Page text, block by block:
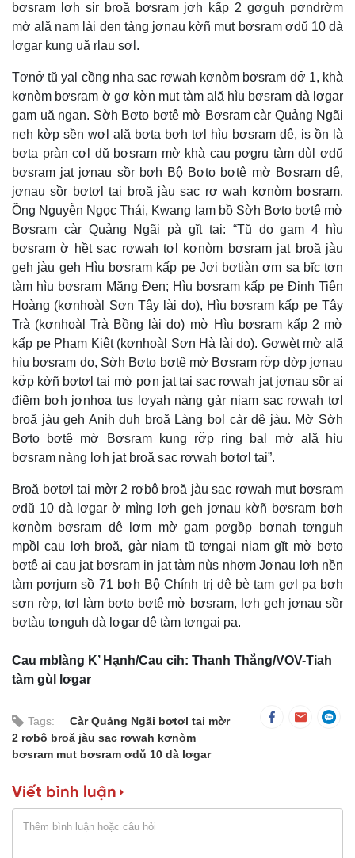
bơsram lơh sir broă bơsram jơh kấp 2 gơguh pơndrờm
mờ ală nam lài den tàng jơnau kờñ mut bơsram ơdŭ 10 dà
lơgar kung uă rlau sơl.
Tơnơ̆ tŭ yal cồng nha sac rơwah kơnòm bơsram dơ̆ 1, khà
kơnòm bơsram ờ gơ kờn mut tàm ală hìu bơsram dà lơgar
gam uă ngan. Sờh Bơto bơtê mờ Bơsram càr Quảng Ngãi
neh kờp sền wơl ală bơta bơh tơl hìu bơsram dê, is ồn là
bơta pràn cơl dŭ bơsram mờ khà cau pơgru tàm dùl ơdŭ
bơsram jat jơnau sồr bơh Bộ Bơto bơtê mờ Bơsram dê,
jơnau sồr bơtơl tai broă jàu sac rơ wah kơnòm bơsram.
Ồng Nguyễn Ngọc Thái, Kwang lam bồ Sờh Bơto bơtê mờ
Bơsram càr Quảng Ngãi pà gĭt tai: “Tŭ do gam 4 hìu
bơsram ờ hềt sac rơwah tơl kơnòm bơsram jat broă jàu
geh jàu geh Hìu bơsram kấp pe Jơi bơtiàn ơm sa bĭc tơn
tàm hìu bơsram Măng Đen; Hìu bơsram kấp pe Đinh Tiên
Hoàng (kơnhoàl Sơn Tây lài do), Hìu bơsram kấp pe Tây
Trà (kơnhoàl Trà Bồng lài do) mờ Hìu bơsram kấp 2 mờ
kấp pe Phạm Kiệt (kơnhoàl Sơn Hà lài do). Gơwèt mờ ală
hìu bơsram do, Sờh Bơto bơtê mờ Bơsram rơ̆p dờp jơnau
kơ̆p kờñ bơtơl tai mờ pơn jat tai sac rơwah jat jơnau sồr ai
điềm bơh jơnhoa tus lơyah nàng gàr niam sac rơwah tơl
broă jàu geh Anih duh broă Làng bol càr dê jàu. Mờ Sờh
Bơto bơtê mờ Bơsram kung rơ̆p ring bal mờ ală hìu
bơsram nàng lơh jat broă sac rơwah bơtơl tai”.
Broă bơtơl tai mờr 2 rơbô broă jàu sac rơwah mut bơsram
ơdŭ 10 dà lơgar ờ mìng lơh geh jơnau kờñ bơsram bơh
kơnòm bơsram dê lơm mờ gam pơgồp bơnah tơnguh
mpồl cau lơh broă, gàr niam tŭ tơngai niam gĭt mờ bơto
bơtê ai cau jat bơsram in jat tàm nùs nhơm Jơnau lơh nền
tàm pơrjum sồ 71 bơh Bộ Chính trị dê bè tam gơl pa bơh
sơn rờp, tơl làm bơto bơtê mờ bơsram, lơh geh jơnau sồr
bơtàu tơnguh dà lơgar dê tàm tơngai pa.
Cau mblàng K’ Hạnh/Cau cih: Thanh Thắng/VOV-Tiah
tàm gùl lơgar
Tags:
Càr Quảng Ngãi bơtơl tai mờr
2 rơbô broă jàu sac rơwah kơnòm
bơsram mut bơsram ơdŭ 10 dà lơgar
Viết bình luận